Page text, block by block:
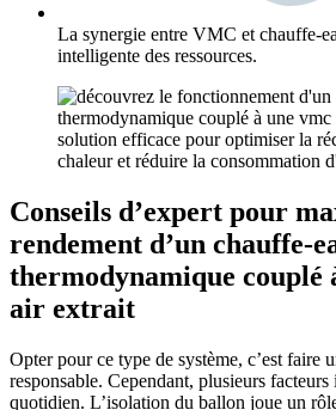
La synergie entre VMC et chauffe-
intelligente des ressources.
Conseils d’expert pour
rendement d’un chauffe-
thermodynamique couplé
air extrait
Opter pour ce type de système, c’est faire
responsable. Cependant, plusieurs
quotidien. L’isolation du ballon joue un